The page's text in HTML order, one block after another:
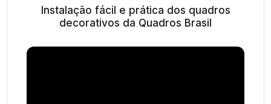
Instalação fácil e prática dos quadros
decorativos da Quadros Brasil